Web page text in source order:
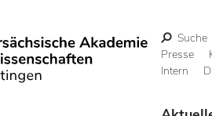
Suche
Presse
Intern